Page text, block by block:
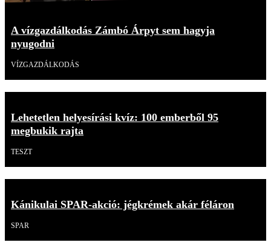
A vízgazdálkodás Zámbó Árpyt sem hagyja
nyugodni
VÍZGAZDÁLKODÁS
Lehetetlen helyesírási kvíz: 100 emberből 95
megbukik rajta
TESZT
Kánikulai SPAR-akció: jégkrémek akár féláron
SPAR